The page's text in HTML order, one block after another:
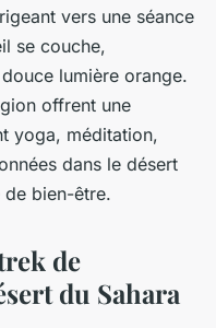
vers une séance
se couche,
lumière orange.
offrent une
yoga, méditation,
dans le désert
bien-être.
de
du Sahara